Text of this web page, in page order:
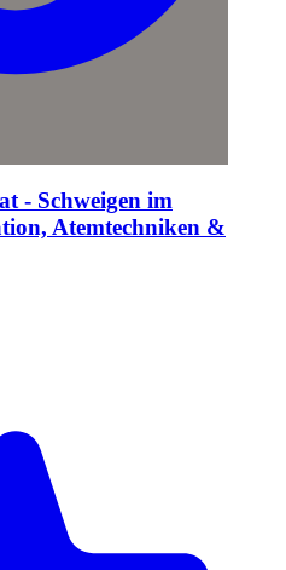
- Schweigen im
Atemtechniken &